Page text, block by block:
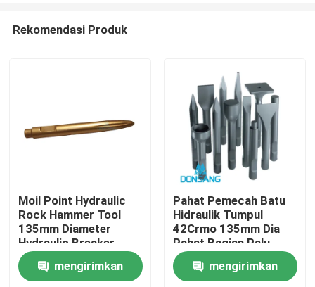
Rekomendasi Produk
Moil Point Hydraulic
Rock Hammer Tool
135mm Diameter
Hydraulic Breaker
Chisel untuk Penjualan
DS8C mengirimkan
Pahat Pemecah Batu
Hidraulik Tumpul
42Crmo 135mm Dia
Pahat Bagian Palu
Hidraulik DS8C
mengirimkan